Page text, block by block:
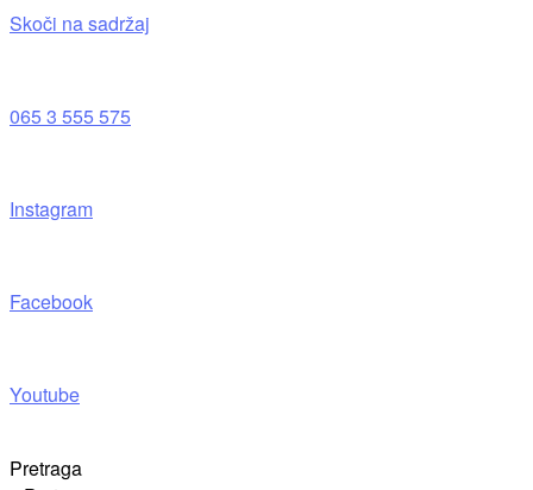
Skoči na sadržaj
065 3 555 575
Instagram
Facebook
Youtube
Pretraga